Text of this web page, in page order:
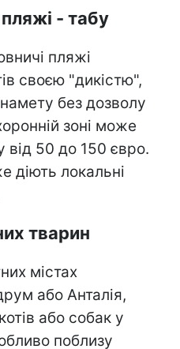
- табу
пляжі
своєю "дикістю",
без дозволу
зоні може
50 до 150 євро.
діють локальні
тварин
містах
або Анталія,
або собак у
поблизу